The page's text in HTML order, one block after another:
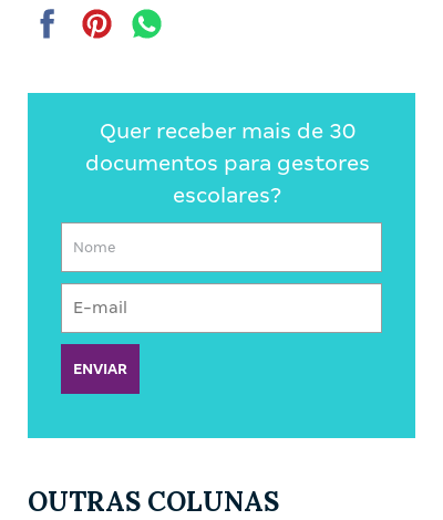
Quer receber mais de 30
documentos para gestores
escolares?
ENVIAR
OUTRAS COLUNAS